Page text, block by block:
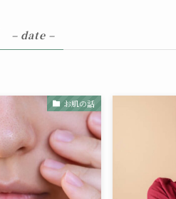
– date –
お肌の話